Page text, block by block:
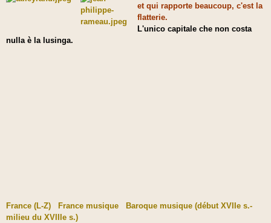
et qui rapporte beaucoup, c'est la
flatterie.
L'unico capitale che non costa
nulla è la lusinga.
France (L-Z) France musique
Baroque musique (début XVIIe s.-
milieu du XVIIIe s.)